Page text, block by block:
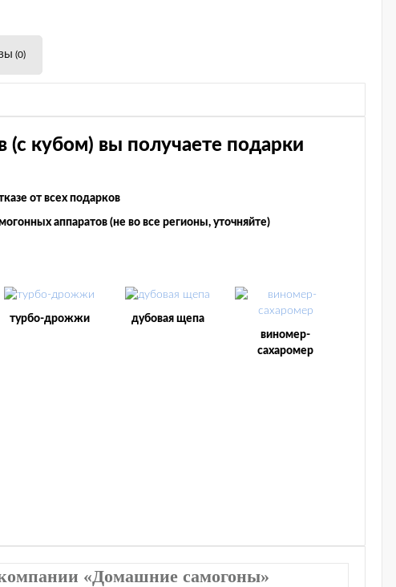
(0)
(с кубом) вы получаете подарки
от всех подарков
аппаратов (не во все регионы, уточняйте)
турбо-дрожжи
дубовая щепа
виномер-
сахаромер
«Домашние самогоны»